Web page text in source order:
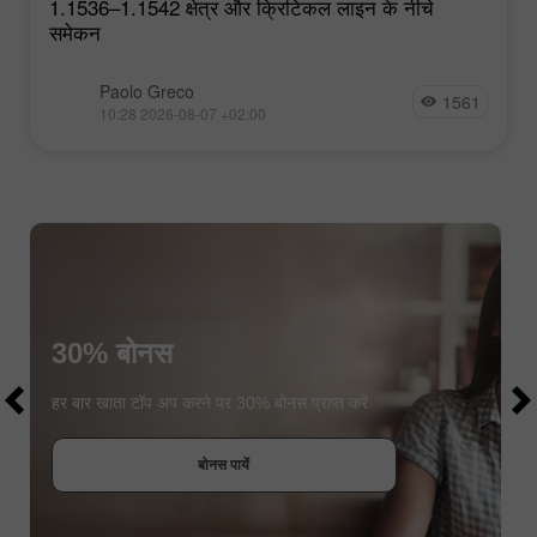
1.1536–1.1542 क्षेत्र और क्रिटिकल लाइन के नीचे
समेकन
Paolo Greco
10:28 2026-08-07 +02:00 1561
30% बोनस
हर बार खाता टॉप अप करने पर 30% बोनस प्राप्त करें
बोनस पायें